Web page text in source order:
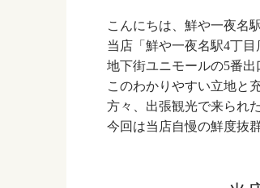
こんにちは、鮮や一夜名
当店「鮮や一夜名駅4丁目
地下街ユニモールの5番出
このわかりやすい立地と
方々、出張観光で来られ
今回は当店自慢の鮮度抜